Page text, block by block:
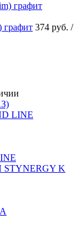
графит 374 руб. /
LINE
K